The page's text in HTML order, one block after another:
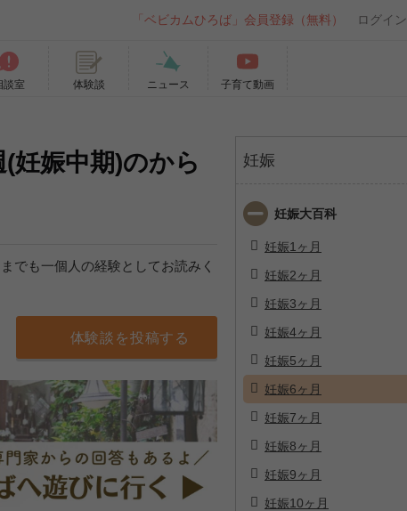
「ベビカムひろば」会員登録（無料） ログイン
談室 体験談 ニュース
子育て動画
妊娠中期)のから
でも一個人の経験としてお読みく
体験談を投稿する
妊娠
妊娠大百科
妊娠1ヶ月
妊娠2ヶ月
妊娠3ヶ月
妊娠4ヶ月
妊娠5ヶ月
妊娠6ヶ月
妊娠7ヶ月
妊娠8ヶ月
妊娠9ヶ月
妊娠10ヶ月